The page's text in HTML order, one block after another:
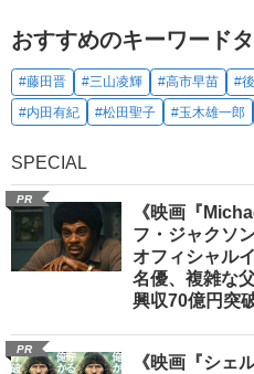
おすすめのキーワード
#藤田晋 #三山凌輝 #高市早苗 #
#内田有紀
#松田聖子 #玉木雄一郎
SPECIAL
PR
《映画『
フ・ジャクソ
オフィシャル
名優、複雑な
興収70億円突破
PR
《映画『シェ